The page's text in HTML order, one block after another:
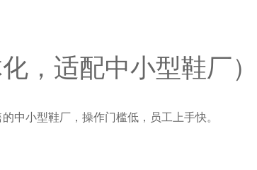
，适配中小型鞋厂）
中小型鞋厂，操作门槛低，员工上手快。